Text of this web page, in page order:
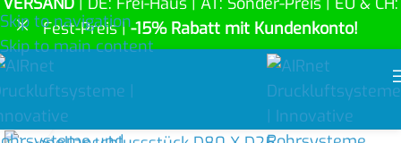
Skip to navigation
Skip to main content
Fest-Preis |-15% Rabatt mit Kundenkonto!
Click to enlarge